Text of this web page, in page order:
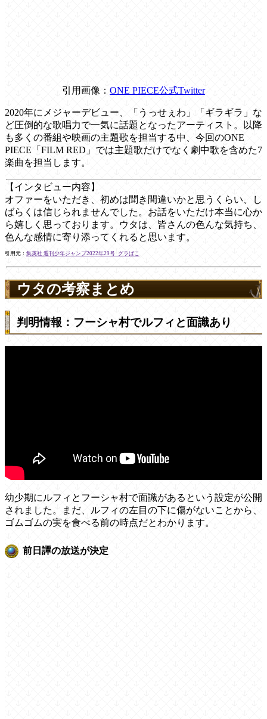
引用画像： ONE PIECE公式Twitter
2020年にメジャーデビュー、「うっせぇわ」「ギラギラ」な
ど圧倒的な歌唱力で一気に話題となったアーティスト。以降
も多くの番組や映画の主題歌を担当する中、今回のONE
PIECE「FILM RED」では主題歌だけでなく劇中歌を含めた7
楽曲を担当します。
【インタビュー内容】
オファーをいただき、初めは聞き間違いかと思うくらい、し
ばらくは信じられませんでした。お話をいただけ本当に心か
ら嬉しく思っております。ウタは、皆さんの色んな気持ち、
色んな感情に寄り添ってくれると思います。
引用元： 集英社 週刊少年ジャンプ2022年29号_グラばこ
ウタの考察まとめ
判明情報：フーシャ村でルフィと面識あり
幼少期にルフィとフーシャ村で面識があるという設定が公開
されました。まだ、ルフィの左目の下に傷がないことから、
ゴムゴムの実を食べる前の時点だとわかります。
前日譚の放送が決定